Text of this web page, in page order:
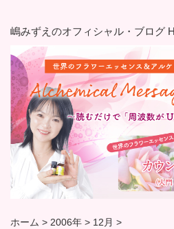
嶋みずえのオフィシャル・ブログ
ホーム > 2006年 > 12月 >